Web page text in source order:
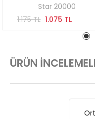
Star 20000
1.175 TL 1.075 TL
ÜRÜN